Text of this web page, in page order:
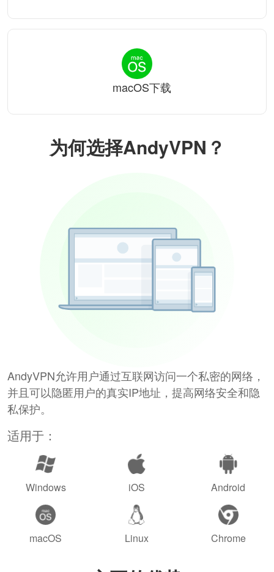
为何选择AndyVPN？
AndyVPN允许用户通过互联网访问一个私密的网络，
并且可以隐匿用户的真实IP地址，提高网络安全和隐
私保护。
适用于：
Windows iOS Android
macOS Linux Chrome
macOS下载